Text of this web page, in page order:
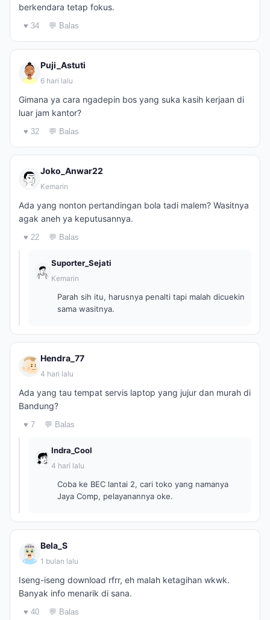
berkendara tetap fokus.
♥ 34 💬 Balas
Puji_Astuti
6 hari lalu
Gimana ya cara ngadepin bos yang suka kasih kerjaan di
luar jam kantor?
♥ 32 💬 Balas
Joko_Anwar22
Kemarin
Ada yang nonton pertandingan bola tadi malem? Wasitnya
agak aneh ya keputusannya.
♥ 22 💬 Balas
Suporter_Sejati
Kemarin
Parah sih itu, harusnya penalti tapi malah dicuekin
sama wasitnya.
Hendra_77
4 hari lalu
Ada yang tau tempat servis laptop yang jujur dan murah di
Bandung?
♥ 7 💬 Balas
Indra_Cool
4 hari lalu
Coba ke BEC lantai 2, cari toko yang namanya
Jaya Comp, pelayanannya oke.
Bela_S
1 bulan lalu
Iseng-iseng download rfrr, eh malah ketagihan wkwk.
Banyak info menarik di sana.
♥ 40 💬 Balas